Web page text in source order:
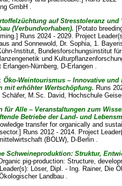
GmbH .
auf Stresstoleranz
(Verbundvorhaben). [Potato
Runs 2024 - 2029. Project
andSonnewold, Dr. Sophia, 1.
Institut, Bundesforschungsinstitut
und
Nürnberg, D-Erlangen .
Öko-Weintourismus – Innovative
mit erhöhter Wertschöpfung. Runs
Schäfer, M.Sc. David, Hochschule
für Alle – Veranstaltungen zum
Betriebe der Land- und
transfer for organically and
Runs 2012 - 2014. Project
(BÖLW), D-Berlin .
Schweineproduktion: Struktur,
pig-production: Structure,
Löser, Dipl. - Ing. Rainer, Die
Landbau .